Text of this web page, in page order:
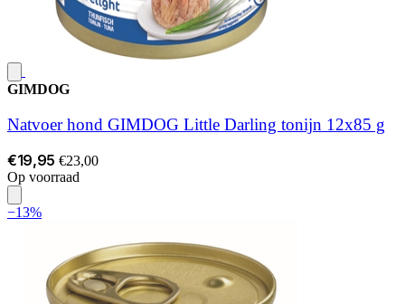
GIMDOG
Natvoer hond GIMDOG Little Darling tonijn 12x85 g
€19,95 €23,00
Op voorraad
−13%